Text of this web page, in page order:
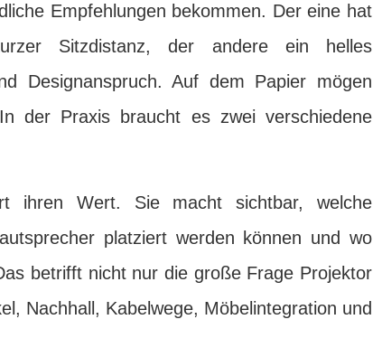
Empfehlungen bekommen. Der eine hat
Sitzdistanz, der andere ein helles
Designanspruch. Auf dem Papier mögen
der Praxis braucht es zwei verschiedene
ihren Wert. Sie macht sichtbar, welche
platziert werden können und wo
betrifft nicht nur die große Frage Projektor
Nachhall, Kabelwege, Möbelintegration und